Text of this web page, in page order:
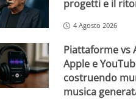
progetti e il
4 Agosto 2026
Piattaforme vs
Apple e
costruendo
musica